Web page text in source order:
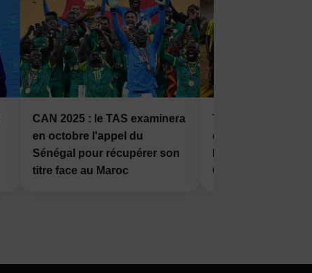
CAN 2025 : le TAS examinera
en octobre l'appel du
Sénégal pour récupérer son
titre face au Maroc
Tournoi des
de Kalemie : le FC
Gueita Gold